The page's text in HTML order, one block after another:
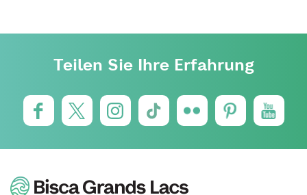
Teilen Sie Ihre Erfahrung